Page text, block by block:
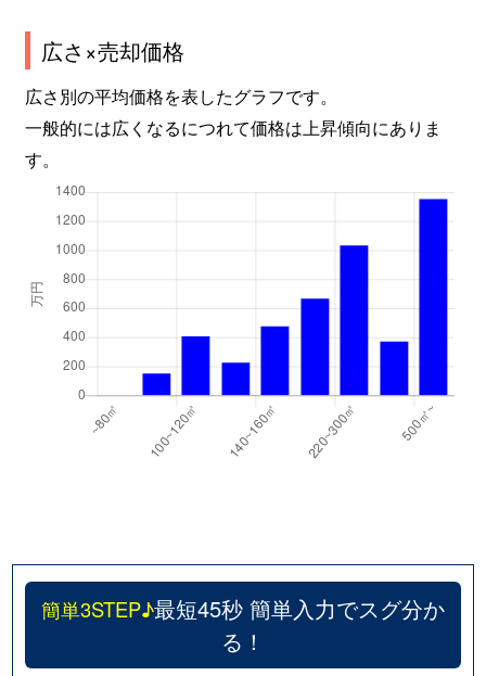
広さ×売却価格
広さ別の平均価格を表したグラフです。
一般的には広くなるにつれて価格は上昇傾向にありま
す。
簡単3STEP♪最短45秒 簡単入力でスグ分か
る！